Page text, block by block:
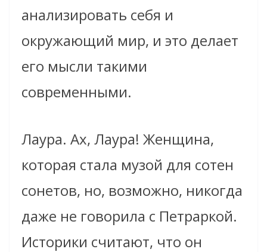
анализировать себя и
окружающий мир, и это делает
его мысли такими
современными.
Лаура. Ах, Лаура! Женщина,
которая стала музой для сотен
сонетов, но, возможно, никогда
даже не говорила с Петраркой.
Историки считают, что он